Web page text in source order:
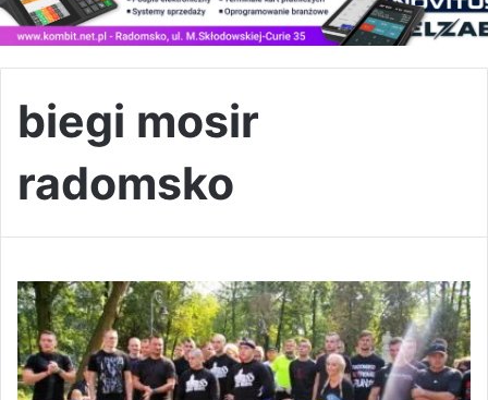
biegi mosir
radomsko